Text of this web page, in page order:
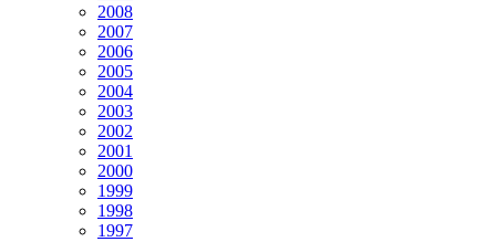
2008
2007
2006
2005
2004
2003
2002
2001
2000
1999
1998
1997